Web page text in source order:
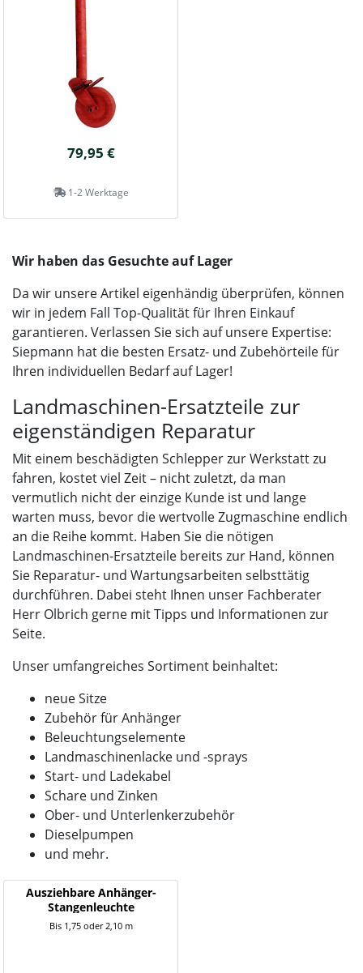
79,95 €
1-2 Werktage
Wir haben das Gesuchte auf Lager
Da wir unsere Artikel eigenhändig überprüfen, können
wir in jedem Fall Top-Qualität für Ihren Einkauf
garantieren. Verlassen Sie sich auf unsere Expertise:
Siepmann hat die besten Ersatz- und Zubehörteile für
Ihren individuellen Bedarf auf Lager!
Landmaschinen-Ersatzteile zur
eigenständigen Reparatur
Mit einem beschädigten Schlepper zur Werkstatt zu
fahren, kostet viel Zeit – nicht zuletzt, da man
vermutlich nicht der einzige Kunde ist und lange
warten muss, bevor die wertvolle Zugmaschine endlich
an die Reihe kommt. Haben Sie die nötigen
Landmaschinen-Ersatzteile bereits zur Hand, können
Sie Reparatur- und Wartungsarbeiten selbsttätig
durchführen. Dabei steht Ihnen unser Fachberater
Herr Olbrich gerne mit Tipps und Informationen zur
Seite.
Unser umfangreiches Sortiment beinhaltet:
neue Sitze
Zubehör für Anhänger
Beleuchtungselemente
Landmaschinenlacke und -sprays
Start- und Ladekabel
Schare und Zinken
Ober- und Unterlenkerzubehör
Dieselpumpen
und mehr.
Ausziehbare Anhänger-
Stangenleuchte
Bis 1,75 oder 2,10 m